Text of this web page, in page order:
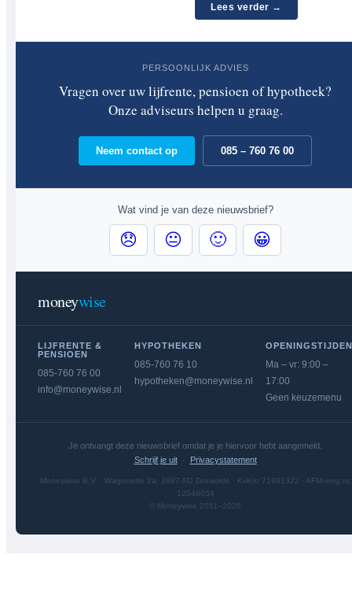
Lees verder →
PERSOONLIJK ADVIES
Vragen over uw lijfrente, pensioen of hypotheek?
Onze adviseurs helpen u graag.
Neem contact op 085 – 760 76 00
Wat vind je van deze nieuwsbrief?
😞 😐 🙂 😀
moneywise
LIJFRENTE &
PENSIOEN
085-760 76 00
info@moneywise.nl
HYPOTHEKEN
085-760 76 10
hypotheken@moneywise.nl
OPENINGSTIJDEN
Ma – vr: 9:00 –
17:00
Geen keuzemenu
Je ontvangt deze nieuwsbrief omdat je je hiervoor hebt aangemeld.
Schrijf je uit· Privacystatement
Moneywise B.V. · Wagonette 2a, 3897 AD Zeewolde · KvKnr 71981322 · AFM-verg.nr.
12046054
© Moneywise 2011–2026